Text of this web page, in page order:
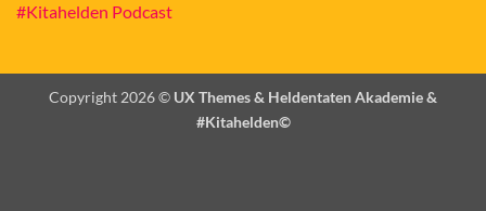
#Kitahelden Podcast
Copyright 2026 © UX Themes & Heldentaten Akademie &
#Kitahelden©